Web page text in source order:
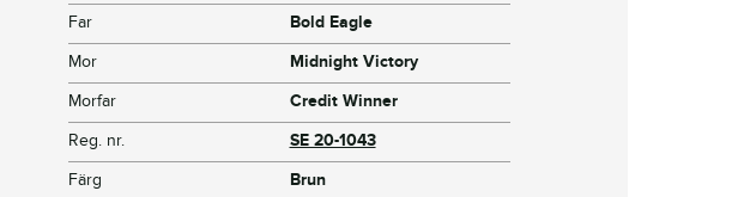
Far
Bold Eagle
Mor
Midnight Victory
Morfar
Credit Winner
Reg. nr.
SE 20-1043
Färg
Brun